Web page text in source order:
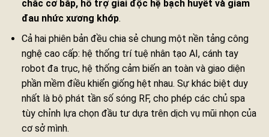
chắc cơ bắp, hỗ trợ giải độc hệ bạch huyết và giảm
đau nhức xương khớp.
Cả hai phiên bản đều chia sẻ chung một nền tảng công
nghệ cao cấp: hệ thống trí tuệ nhân tạo AI, cánh tay
robot đa trục, hệ thống cảm biến an toàn và giao diện
phần mềm điều khiển giống hệt nhau. Sự khác biệt duy
nhất là bộ phát tần số sóng RF, cho phép các chủ spa
tùy chỉnh lựa chọn đầu tư dựa trên dịch vụ mũi nhọn của
cơ sở mình.